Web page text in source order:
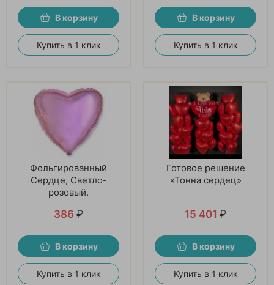
В корзину
Купить в 1 клик
В корзину
Купить в 1 клик
Фольгированный
Сердце, Светло-
розовый.
386 ₽
В корзину
Купить в 1 клик
Готовое решение
«Тонна сердец»
15 401 ₽
В корзину
Купить в 1 клик